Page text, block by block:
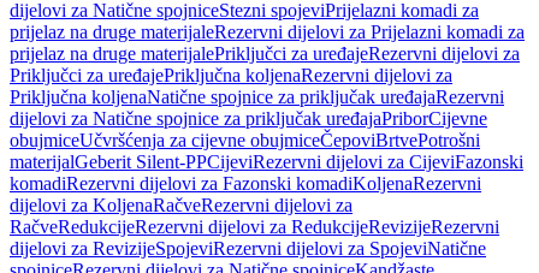
dijelovi za Natične spojniceStezni spojeviPrijelazni komadi za
prijelaz na druge materijaleRezervni dijelovi za Prijelazni komadi za
prijelaz na druge materijalePriključci za uređajeRezervni dijelovi za
Priključci za uređajePriključna koljenaRezervni dijelovi za
Priključna koljenaNatične spojnice za priključak uređajaRezervni
dijelovi za Natične spojnice za priključak uređajaPriborCijevne
obujmiceUčvršćenja za cijevne obujmiceČepoviBrtvePotrošni
materijalGeberit Silent-PPCijeviRezervni dijelovi za CijeviFazonski
komadiRezervni dijelovi za Fazonski komadiKoljenaRezervni
dijelovi za KoljenaRačveRezervni dijelovi za
RačveRedukcijeRezervni dijelovi za RedukcijeRevizijeRezervni
dijelovi za RevizijeSpojeviRezervni dijelovi za SpojeviNatične